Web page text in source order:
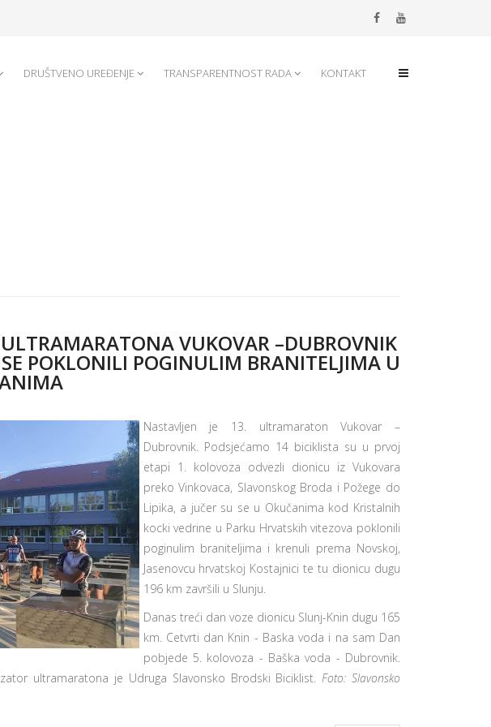
DRUŠTVENO UREĐENJE TRANSPARENTNOST RADA KONTAKT
VUKOVAR –DUBROVNIK
POKLONILI POGINULIM BRANITELJIMA U
Nastavljen je 13. ultramaraton Vukovar –
Dubrovnik. Podsjećamo 14 biciklista su u prvoj
etapi 1. kolovoza odvezli dionicu iz Vukovara
preko Vinkovaca, Slavonskog Broda i Požege do
Lipika, a jučer su se u Okučanima kod Kristalnih
kocki vedrine u Parku Hrvatskih vitezova poklonili
poginulim braniteljima i krenuli prema Novskoj,
Jasenovcu hrvatskoj Kostajnici te tu dionicu dugu
196 km završili u Slunju.
Danas treći dan voze dionicu Slunj-Knin dugu 165
km. Cetvrti dan Knin - Baska voda i na sam Dan
pobjede 5. kolovoza - Baška voda - Dubrovnik.
ultramaratona je Udruga Slavonsko Brodski Biciklist.Foto: Slavonsko